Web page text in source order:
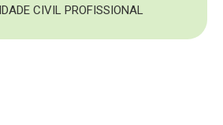
CIVIL PROFISSIONAL